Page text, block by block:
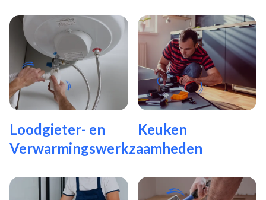
Loodgieter- en
Verwarmingswerkzaamheden
Keuken